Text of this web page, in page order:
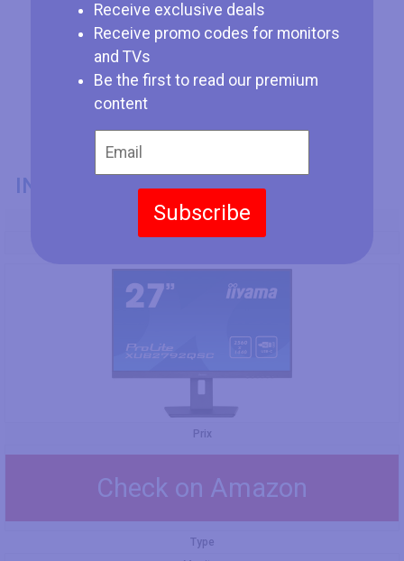
Receive exclusive deals
Receive promo codes for monitors
and TVs
Be the first to read our premium
content
Subscribe
INFORMATIONS GÉNÉRALES
Numéro de Modèle
Prix
Check on Amazon
Type